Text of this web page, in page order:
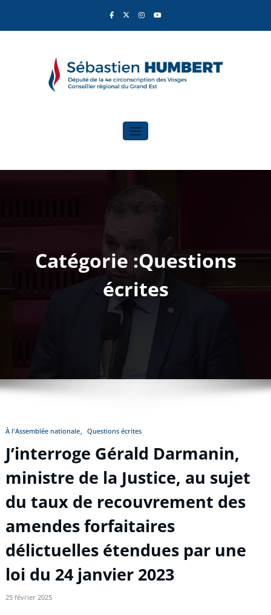
contenu
Sébastien Humbert
Catégorie :Questions
écrites
À l'Assemblée nationale Questions écrites
J’interroge Gérald Darmanin,
ministre de la Justice, au sujet
du taux de recouvrement des
amendes forfaitaires
délictuelles étendues par une
loi du 24 janvier 2023
25 février 2025